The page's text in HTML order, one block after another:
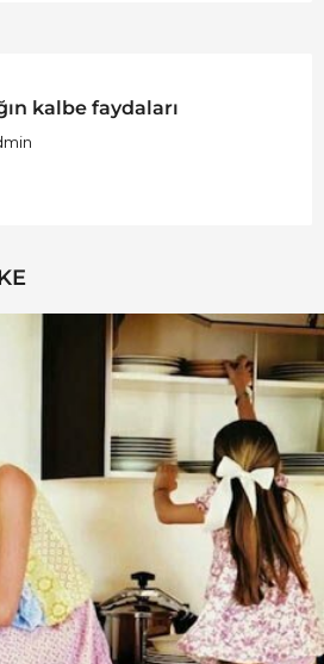
kalbe faydaları